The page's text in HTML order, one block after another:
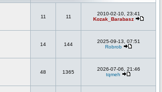
11 11
2010-02-10, 23:41
Kozak_Barabasz
14 144
2025-09-13, 07:51
Robrob
48 1365
2026-07-06, 21:46
tqmeh